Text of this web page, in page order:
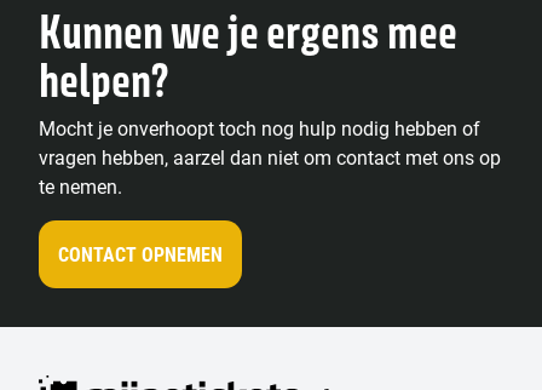
Kunnen we je ergens mee
helpen?
Mocht je onverhoopt toch nog hulp nodig hebben of
vragen hebben, aarzel dan niet om contact met ons op
te nemen.
CONTACT OPNEMEN